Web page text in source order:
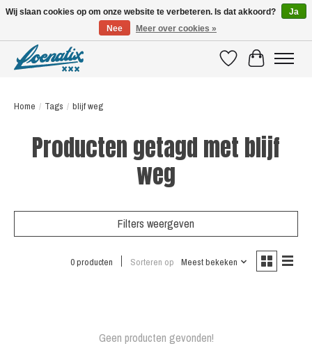
VerlanglijstWinkelwagen
Home / Tags / blijf weg
Producten getagd met blijf
weg
Filters weergeven
0 producten Sorteren op Meest bekeken
Geen producten gevonden!
Wij slaan cookies op om onze website te verbeteren. Is dat akkoord?
Ja
Nee
Meer over cookies »